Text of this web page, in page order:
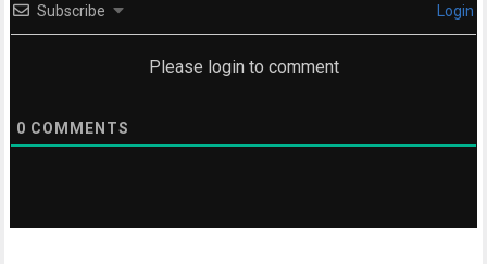
Subscribe Login
Please login to comment
0 COMMENTS